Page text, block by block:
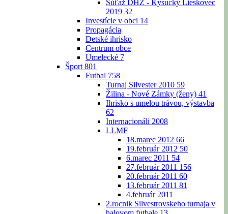
Súťaž DHZ - Kysucký Lieskovec
2019 32
Investície v obci 14
Propagácia
Detské ihrisko
Centrum obce
Umelecké 7
Šport 801
Futbal 758
Turnaj Silvester 2010 59
Žilina - Nové Zámky (ženy) 41
Ihrisko s umelou trávou, výstavba
62
Internacionáli 2008
LLMF
18.marec 2012 66
19.február 2012 50
6.marec 2011 54
27.február 2011 156
20.február 2011 60
13.február 2011 81
4.február 2011
2.rocnik Silvestrovskeho turnaja v